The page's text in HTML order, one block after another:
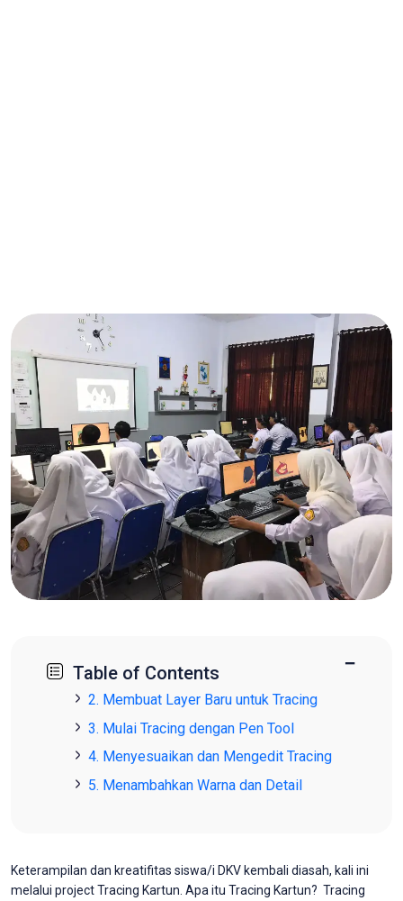
Table of Contents −
2. Membuat Layer Baru untuk Tracing
3. Mulai Tracing dengan Pen Tool
4. Menyesuaikan dan Mengedit Tracing
5. Menambahkan Warna dan Detail
Keterampilan dan kreatifitas siswa/i DKV kembali diasah, kali ini
melalui project Tracing Kartun. Apa itu Tracing Kartun? Tracing